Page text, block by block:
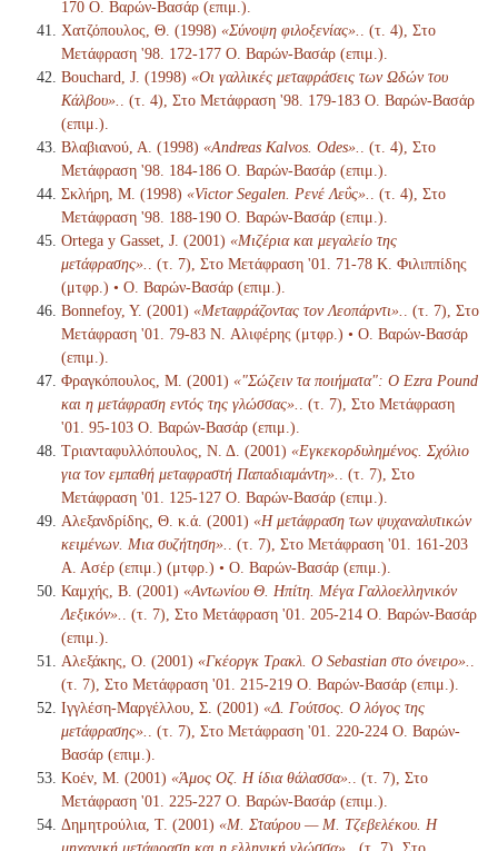
170 Ο. Βαρών-Βασάρ (επιμ.).
Χατζόπουλος, Θ. (1998) «Σύνοψη φιλοξενίας».
. (τ. 4), Στο
Μετάφραση '98. 172-177 Ο. Βαρών-Βασάρ (επιμ.).
Bouchard, J. (1998) «Οι γαλλικές μεταφράσεις των Ωδών του
Κάλβου».
. (τ. 4), Στο Μετάφραση '98. 179-183 Ο. Βαρών-Βασάρ
(επιμ.).
Βλαβιανού, Α. (1998) «Andreas Kalvos. Odes».
. (τ. 4), Στο
Μετάφραση '98. 184-186 Ο. Βαρών-Βασάρ (επιμ.).
Σκλήρη, Μ. (1998) «Victor Segalen. Ρενέ Λεΰς».
. (τ. 4), Στο
Μετάφραση '98. 188-190 Ο. Βαρών-Βασάρ (επιμ.).
Ortega y Gasset, J. (2001) «Μιζέρια και μεγαλείο της
μετάφρασης».
. (τ. 7), Στο Μετάφραση '01. 71-78 K. Φιλιππίδης
(μτφρ.) • Ο. Βαρών-Βασάρ (επιμ.).
Bonnefoy, Y. (2001) «Μεταφράζοντας τον Λεοπάρντι».
. (τ. 7), Στο
Μετάφραση '01. 79-83 N. Αλιφέρης (μτφρ.) • Ο. Βαρών-Βασάρ
(επιμ.).
Φραγκόπουλος, Μ. (2001) «"Σώζειν τα ποιήματα": Ο Ezra Pound
και η μετάφραση εντός της γλώσσας».
. (τ. 7), Στο Μετάφραση
'01. 95-103 Ο. Βαρών-Βασάρ (επιμ.).
Τριανταφυλλόπουλος, Ν. Δ. (2001) «Εγκεκορδυλημένος. Σχόλιο
για τον εμπαθή μεταφραστή Παπαδιαμάντη».
. (τ. 7), Στο
Μετάφραση '01. 125-127 Ο. Βαρών-Βασάρ (επιμ.).
Αλεξανδρίδης, Θ. κ.ά. (2001) «Η μετάφραση των ψυχαναλυτικών
κειμένων. Μια συζήτηση».
. (τ. 7), Στο Μετάφραση '01. 161-203
Α. Ασέρ (επιμ.) (μτφρ.) • Ο. Βαρών-Βασάρ (επιμ.).
Καμχής, Β. (2001) «Αντωνίου Θ. Ηπίτη. Μέγα Γαλλοελληνικόν
Λεξικόν».
. (τ. 7), Στο Μετάφραση '01. 205-214 Ο. Βαρών-Βασάρ
(επιμ.).
Αλεξάκης, Ο. (2001) «Γκέοργκ Τρακλ. Ο Sebastian στο όνειρο».
(τ. 7), Στο Μετάφραση '01. 215-219 Ο. Βαρών-Βασάρ (επιμ.).
Ιγγλέση-Μαργέλλου, Σ. (2001) «Δ. Γούτσος. Ο λόγος της
μετάφρασης».
. (τ. 7), Στο Μετάφραση '01. 220-224 Ο. Βαρών-
Βασάρ (επιμ.).
Κοέν, Μ. (2001) «Άμος Οζ. Η ίδια θάλασσα».
. (τ. 7), Στο
Μετάφραση '01. 225-227 Ο. Βαρών-Βασάρ (επιμ.).
Δημητρούλια, Τ. (2001) «Μ. Σταύρου — Μ. Τζεβελέκου. Η